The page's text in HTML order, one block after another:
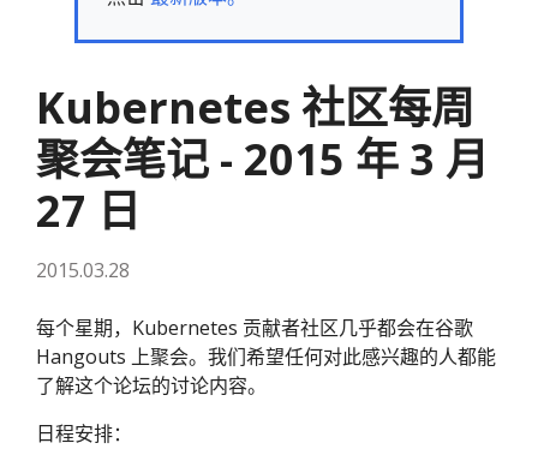
Kubernetes 社区每周
聚会笔记 - 2015 年 3 月
27 日
2015.03.28
每个星期，Kubernetes 贡献者社区几乎都会在谷歌
Hangouts 上聚会。我们希望任何对此感兴趣的人都能
了解这个论坛的讨论内容。
日程安排：